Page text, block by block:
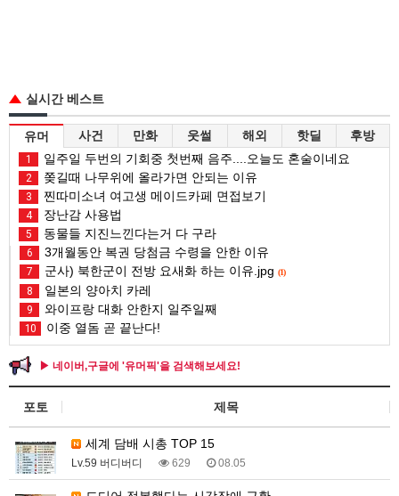
실시간 베스트
유머 사건 만화 웃썰 해외 핫딜 후방
1 일주일 두번의 기회중 첫번째 음주....오늘도 혼술이네요
2 쫒길때 나무위에 올라가면 안되는 이유
3 찐따미소녀 여고생 메이드카페 면접보기
4 장난감 사용법
5 동물들 지진느낀다는거 다 구라
6 3개월동안 복권 당첨금 수령을 안한 이유
7 군사) 북한군이 전방 요새화 하는 이유.jpg (1)
8 일본의 양아치 카레
9 와이프랑 대화 안한지 일주일째
10 이중 열돔 곧 끝난다!
▶ 네이버,구글에 '유머픽'을 검색해보세요!
포토 제목
세계 담배 시총 TOP 15
Lv.59 버디버디 629 08.05